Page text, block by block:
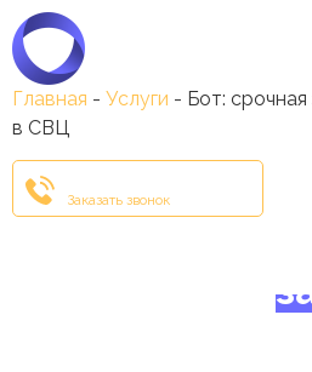
Заказать звонок
Главная - Услуги - Бот: срочная
в СВЦ